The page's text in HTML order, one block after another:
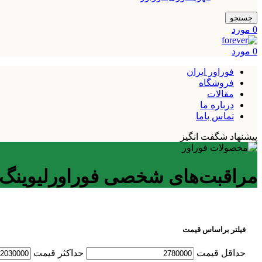
جستجو
0 مورد
0 مورد
فوراور ایران
فروشگاه
مقالات
درباره ما
تماس باما
پیشنهاد شگفت انگیز
مراقبت‌های شخصی
فیلتر براساس قیمت
حداقل قیمت حداكثر قيمت